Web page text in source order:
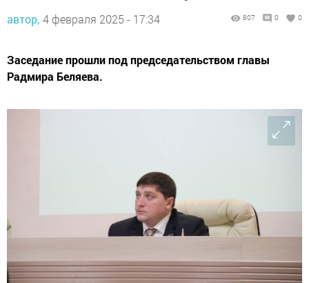
автор, 4 февраля 2025 - 17:34 807 0 0
Заседание прошли под председательством главы
Радмира Беляева.